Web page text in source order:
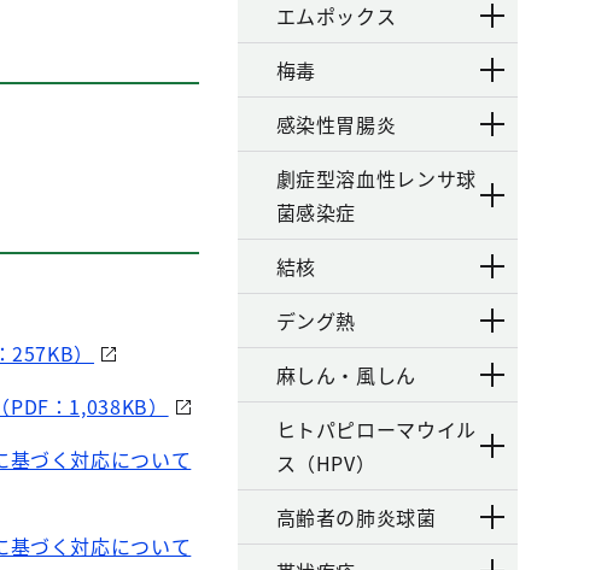
）
：1,038KB）
基づく対応について
基づく対応について
エムポックス
梅毒
感染性胃腸炎
劇症型溶血性レンサ球
菌感染症
結核
デング熱
麻しん・風しん
ヒトパピローマウイル
ス（HPV）
高齢者の肺炎球菌